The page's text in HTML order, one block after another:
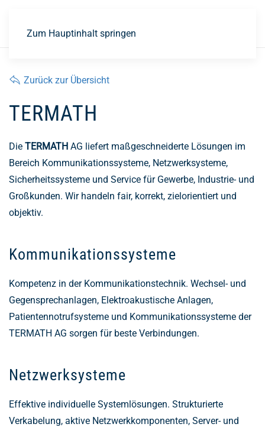
Zum Hauptinhalt springen
Zurück zur Übersicht
TERMATH
Die TERMATH AG liefert maßgeschneiderte Lösungen im
Bereich Kommunikationssysteme, Netzwerksysteme,
Sicherheitssysteme und Service für Gewerbe, Industrie- und
Großkunden. Wir handeln fair, korrekt, zielorientiert und
objektiv.
Kommunikationssysteme
Kompetenz in der Kommunikationstechnik. Wechsel- und
Gegensprechanlagen, Elektroakustische Anlagen,
Patientennotrufsysteme und Kommunikationssysteme der
TERMATH AG sorgen für beste Verbindungen.
Netzwerksysteme
Effektive individuelle Systemlösungen. Strukturierte
Verkabelung, aktive Netzwerkkomponenten, Server- und